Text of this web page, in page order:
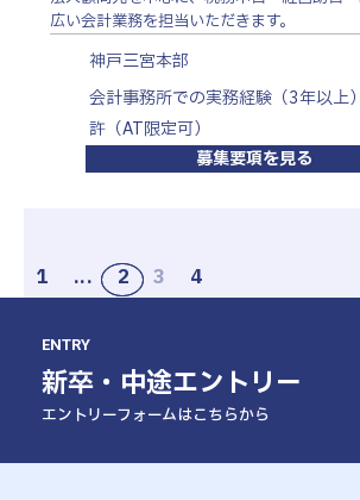
広い会計業務を担当いただきます。
神戸三宮本部
会計事務所での実務経験（3年以上
許（AT限定可）
募集要項を見る
1 ... 2 3 4
ENTRY
新卒・中途エントリー
エントリーフォームはこちらから